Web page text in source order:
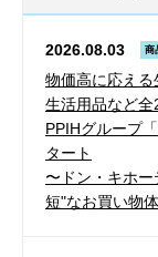
2026.08.03 商
物価高に応える
生活用品など
PPIHグループ
タート
〜ドン・キホ
短"なお買い物